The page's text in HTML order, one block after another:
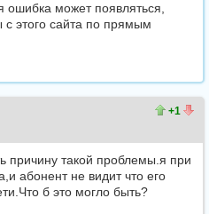
ошибка может появляться,
с этого сайта по прямым
+1
причину такой проблемы.я при
абонент не видит что его
б это могло быть?